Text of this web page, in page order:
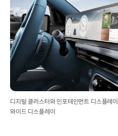
디지털 클러스터와 인포테인먼트 디스플레
와이드 디스플레이